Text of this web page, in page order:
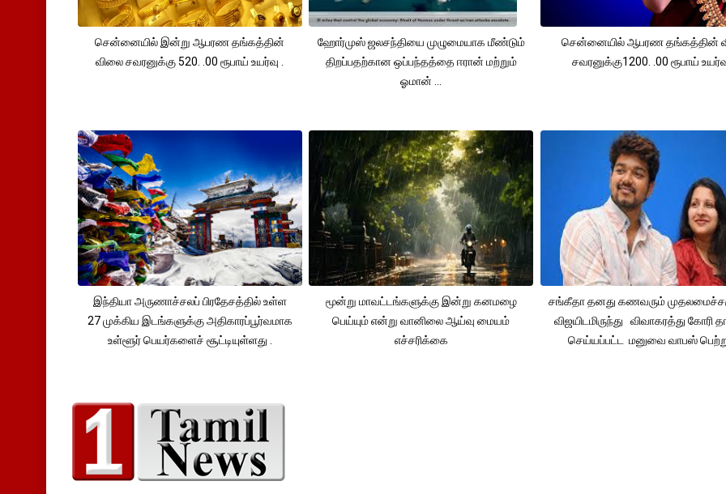
சென்னையில் இன்று ஆபரண தங்கத்தின்
விலை சவரனுக்கு 520. .00 ரூபாய் உயர்வு .
ஹோர்முஸ் ஜலசந்தியை முழுமையாக மீண்டும்
திறப்பதற்கான ஒப்பந்தத்தை ஈரான் மற்றும்
ஓமான் ...
சென்னையில் ஆபரண தங்கத்தின்
சவரனுக்கு1200. .00 ரூபாய்
இந்தியா அருணாச்சலப் பிரதேசத்தில் உள்ள
27 முக்கிய இடங்களுக்கு அதிகாரப்பூர்வமாக
உள்ளூர் பெயர்களைச் சூட்டியுள்ளது .
மூன்று மாவட்டங்களுக்கு இன்று கனமழை
பெய்யும் என்று வானிலை ஆய்வு மையம்
எச்சரிக்கை
சங்கீதா தனது கணவரும்
விஜயிடமிருந்து விவாகரத்து கோரி
செய்யப்பட்ட மனுவை வாபஸ்